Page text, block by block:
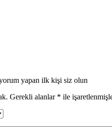
yapan ilk kişi siz olun
Gerekli alanlar * ile